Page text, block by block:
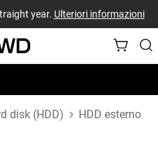
year. Ulteriori informazioni
disk (HDD) HDD esterno